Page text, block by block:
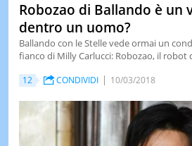
Robozao di Ballando è un
dentro un uomo?
Ballando con le Stelle vede ormai un
fianco di Milly Carlucci: Robozao, il robot
12 CONDIVIDI 10/03/2018